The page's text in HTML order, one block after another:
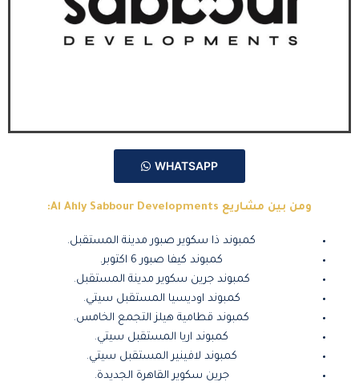
WHATSAPP
ومن بين مشاريع Al Ahly Sabbour Developments:
كمبوند ذا سكوير صبور مدينة المستقبل.
كمبوند كيفا صبور 6 اكتوبر.
كمبوند جرين سكوير مدينة المستقبل.
كمبوند اوديسيا المستقبل سيتي.
كمبوند قطامية هيلز التجمع الخامس.
كمبوند اريا المستقبل سيتي.
كمبوند لافينير المستقبل سيتي.
جرين سكوير القاهرة الجديدة.